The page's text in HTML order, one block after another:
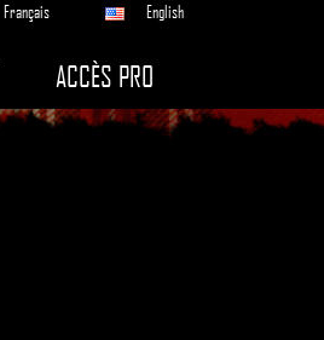
Français English
ACCÈS PRO